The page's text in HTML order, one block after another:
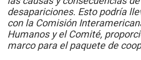
desapariciones. Esto podría
con la Comisión
Humanos y el Comité,
marco para el paquete de